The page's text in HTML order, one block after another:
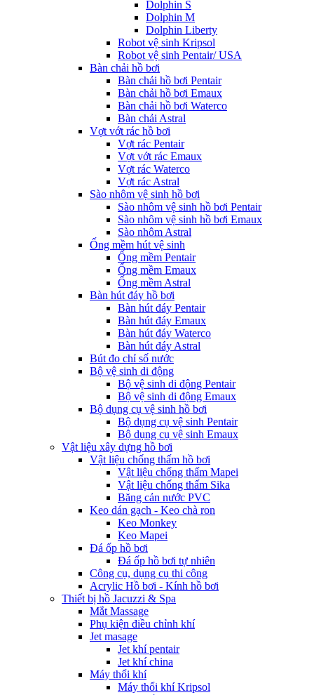
Dolphin S
Dolphin M
Dolphin Liberty
Robot vệ sinh Kripsol
Robot vệ sinh Pentair/ USA
Bàn chải hồ bơi
Bàn chải hồ bơi Pentair
Bàn chải hồ bơi Emaux
Bàn chải hồ bơi Waterco
Bàn chải Astral
Vợt vớt rác hồ bơi
Vợt rác Pentair
Vợt vớt rác Emaux
Vợt rác Waterco
Vợt rác Astral
Sào nhôm vệ sinh hồ bơi
Sào nhôm vệ sinh hồ bơi Pentair
Sào nhôm vệ sinh hồ bơi Emaux
Sào nhôm Astral
Ống mềm hút vệ sinh
Ống mềm Pentair
Ống mềm Emaux
Ống mềm Astral
Bàn hút đáy hồ bơi
Bàn hút đáy Pentair
Bàn hút đáy Emaux
Bàn hút đáy Waterco
Bàn hút đáy Astral
Bút đo chỉ số nước
Bộ vệ sinh di động
Bộ vệ sinh di động Pentair
Bộ vệ sinh di động Emaux
Bộ dụng cụ vệ sinh hồ bơi
Bộ dụng cụ vệ sinh Pentair
Bộ dụng cụ vệ sinh Emaux
Vật liệu xây dựng hồ bơi
Vật liệu chống thấm hồ bơi
Vật liệu chống thấm Mapei
Vật liệu chống thấm Sika
Băng cản nước PVC
Keo dán gạch - Keo chà ron
Keo Monkey
Keo Mapei
Đá ốp hồ bơi
Đá ốp hồ bơi tự nhiên
Công cụ, dụng cụ thi công
Acrylic Hồ bơi - Kính hồ bơi
Thiết bị hồ Jacuzzi & Spa
Mắt Massage
Phụ kiện điều chỉnh khí
Jet masage
Jet khí pentair
Jet khí china
Máy thổi khí
Máy thổi khí Kripsol